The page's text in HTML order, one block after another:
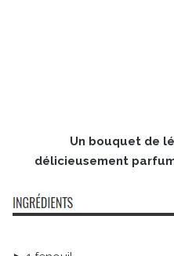
Un bouquet de
délicieusement